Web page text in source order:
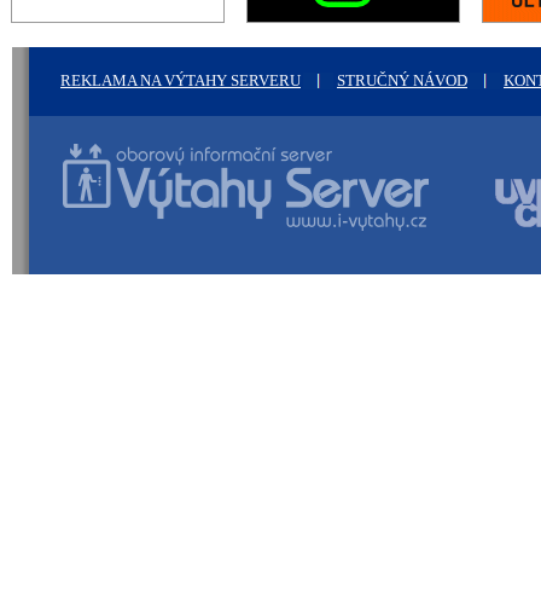
REKLAMA NA VÝTAHY SERVERU STRUČNÝ NÁVOD